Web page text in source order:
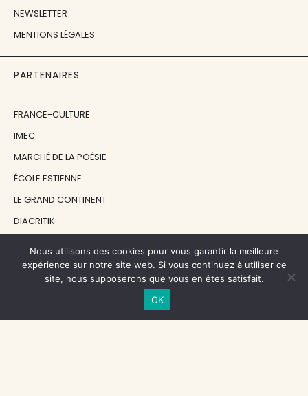
NEWSLETTER
MENTIONS LÉGALES
PARTENAIRES
FRANCE-CULTURE
IMEC
MARCHÉ DE LA POÉSIE
ÉCOLE ESTIENNE
LE GRAND CONTINENT
DIACRITIK
NOS SOUTIENS
CENTRE NATIONAL DU LIVRE
Nous utilisons des cookies pour vous garantir la meilleure
expérience sur notre site web. Si vous continuez à utiliser ce
site, nous supposerons que vous en êtes satisfait.
OK